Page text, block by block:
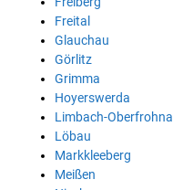
Freital
Glauchau
Görlitz
Grimma
Hoyerswerda
Limbach-Oberfrohna
Löbau
Markkleeberg
Meißen